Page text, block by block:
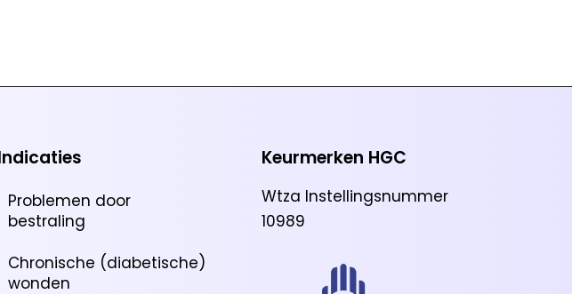
Problemen door
bestraling
Chronische (diabetische)
wonden
Keurmerken HGC
Wtza Instellingsnummer
10989